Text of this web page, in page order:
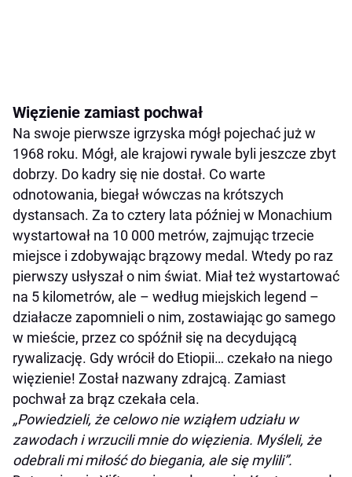
Więzienie zamiast pochwał
Na swoje pierwsze igrzyska mógł pojechać już w
1968 roku. Mógł, ale krajowi rywale byli jeszcze zbyt
dobrzy. Do kadry się nie dostał. Co warte
odnotowania, biegał wówczas na krótszych
dystansach. Za to cztery lata później w Monachium
wystartował na 10 000 metrów, zajmując trzecie
miejsce i zdobywając brązowy medal. Wtedy po raz
pierwszy usłyszał o nim świat. Miał też wystartować
na 5 kilometrów, ale – według miejskich legend –
działacze zapomnieli o nim, zostawiając go samego
w mieście, przez co spóźnił się na decydującą
rywalizację. Gdy wrócił do Etiopii… czekało na niego
więzienie! Został nazwany zdrajcą. Zamiast
pochwał za brąz czekała cela.
„Powiedzieli, że celowo nie wziąłem udziału w
zawodach i wrzucili mnie do więzienia. Myśleli, że
odebrali mi miłość do biegania, ale się mylili”.